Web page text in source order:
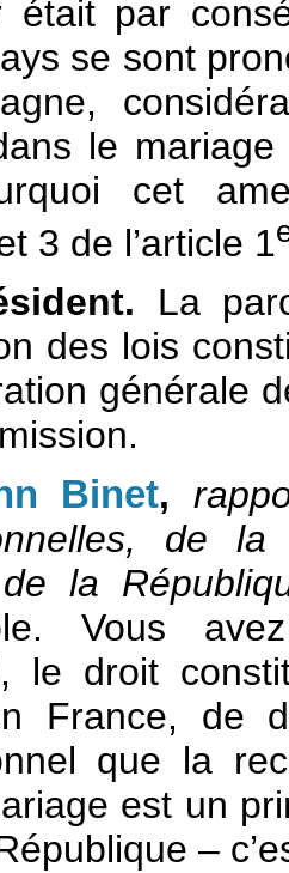
était par
se sont
le
cet
3 de l’article 1
La
des lois
générale
Binet,
de la
la
Vous
le droit
France, de
que la
est un
–